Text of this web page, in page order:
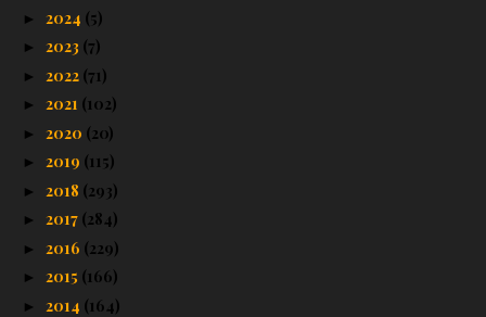
► 2024 (5)
► 2023 (7)
► 2022 (71)
► 2021 (102)
► 2020 (20)
► 2019 (115)
► 2018 (293)
► 2017 (284)
► 2016 (229)
► 2015 (166)
► 2014 (164)